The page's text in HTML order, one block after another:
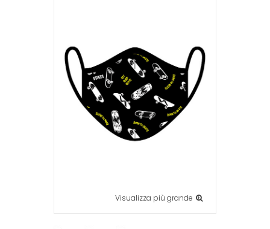
Visualizza più grande